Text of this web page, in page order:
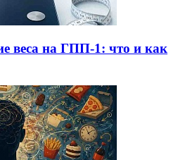
веса на ГПП-1: что и как